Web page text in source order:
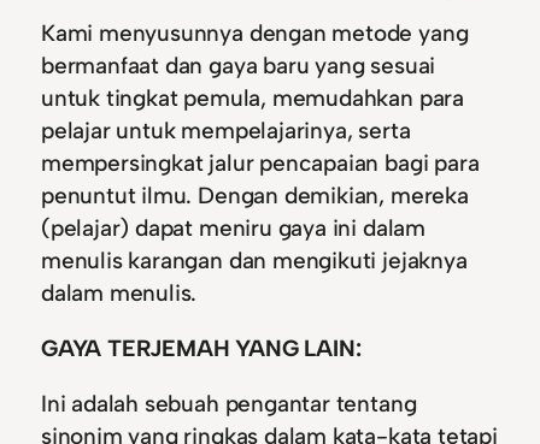
Kami menyusunnya dengan metode yang
bermanfaat dan gaya baru yang sesuai
untuk tingkat pemula, memudahkan para
pelajar untuk mempelajarinya, serta
mempersingkat jalur pencapaian bagi para
penuntut ilmu. Dengan demikian, mereka
(pelajar) dapat meniru gaya ini dalam
menulis karangan dan mengikuti jejaknya
dalam menulis.
GAYA TERJEMAH YANG LAIN:
Ini adalah sebuah pengantar tentang
sinonim yang ringkas dalam kata-kata tetapi